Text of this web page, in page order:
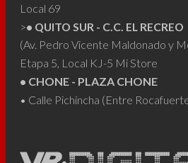
Local 69
>• QUITO SUR - C.C. EL RECREO
(Av. Pedro Vicente Maldonado y
Etapa 5, Local KJ-5 Mi Store
• CHONE - PLAZA CHONE
• Calle Pichincha (Entre